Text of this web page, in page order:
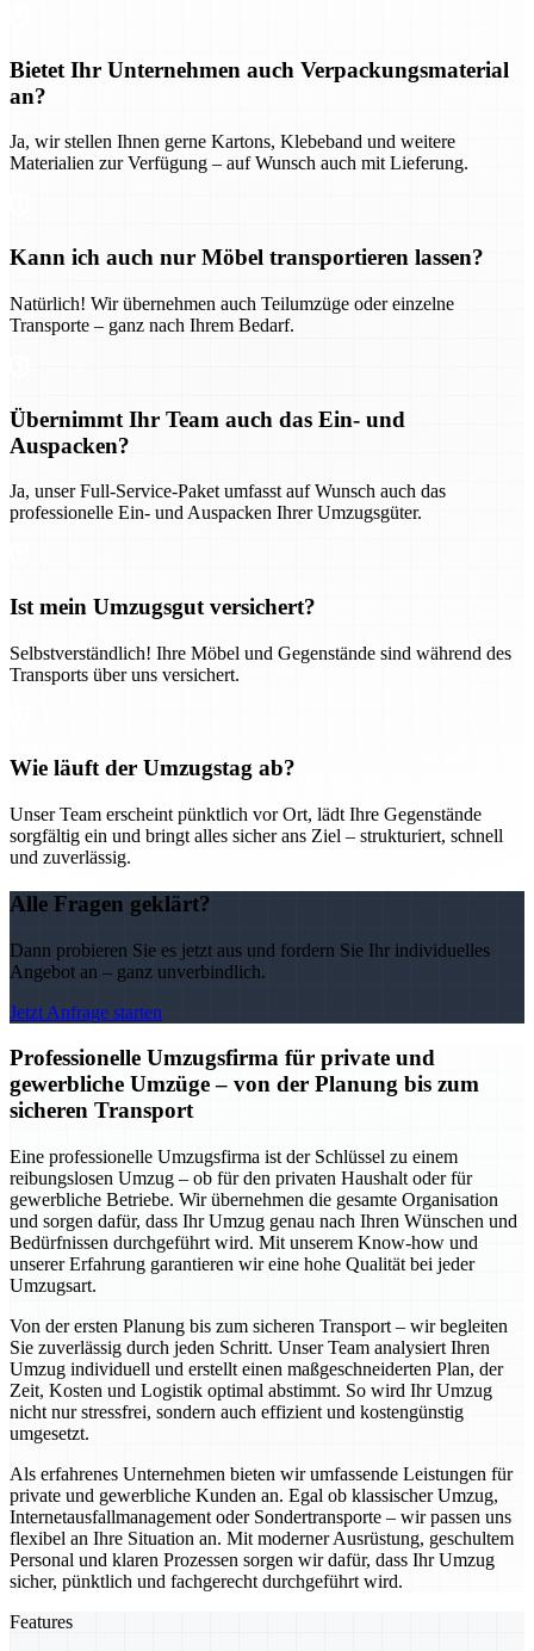
Bietet Ihr Unternehmen auch Verpackungsmaterial
an?
Ja, wir stellen Ihnen gerne Kartons, Klebeband und weitere
Materialien zur Verfügung – auf Wunsch auch mit Lieferung.
Kann ich auch nur Möbel transportieren lassen?
Natürlich! Wir übernehmen auch Teilumzüge oder einzelne
Transporte – ganz nach Ihrem Bedarf.
Übernimmt Ihr Team auch das Ein- und
Auspacken?
Ja, unser Full-Service-Paket umfasst auf Wunsch auch das
professionelle Ein- und Auspacken Ihrer Umzugsgüter.
Ist mein Umzugsgut versichert?
Selbstverständlich! Ihre Möbel und Gegenstände sind während des
Transports über uns versichert.
Wie läuft der Umzugstag ab?
Unser Team erscheint pünktlich vor Ort, lädt Ihre Gegenstände
sorgfältig ein und bringt alles sicher ans Ziel – strukturiert, schnell
und zuverlässig.
Alle Fragen geklärt?
Dann probieren Sie es jetzt aus und fordern Sie Ihr individuelles
Angebot an – ganz unverbindlich.
Jetzt Anfrage starten
Professionelle Umzugsfirma für private und
gewerbliche Umzüge – von der Planung bis zum
sicheren Transport
Eine professionelle Umzugsfirma ist der Schlüssel zu einem
reibungslosen Umzug – ob für den privaten Haushalt oder für
gewerbliche Betriebe. Wir übernehmen die gesamte Organisation
und sorgen dafür, dass Ihr Umzug genau nach Ihren Wünschen und
Bedürfnissen durchgeführt wird. Mit unserem Know-how und
unserer Erfahrung garantieren wir eine hohe Qualität bei jeder
Umzugsart.
Von der ersten Planung bis zum sicheren Transport – wir begleiten
Sie zuverlässig durch jeden Schritt. Unser Team analysiert Ihren
Umzug individuell und erstellt einen maßgeschneiderten Plan, der
Zeit, Kosten und Logistik optimal abstimmt. So wird Ihr Umzug
nicht nur stressfrei, sondern auch effizient und kostengünstig
umgesetzt.
Als erfahrenes Unternehmen bieten wir umfassende Leistungen für
private und gewerbliche Kunden an. Egal ob klassischer Umzug,
Internetausfallmanagement oder Sondertransporte – wir passen uns
flexibel an Ihre Situation an. Mit moderner Ausrüstung, geschultem
Personal und klaren Prozessen sorgen wir dafür, dass Ihr Umzug
sicher, pünktlich und fachgerecht durchgeführt wird.
Features